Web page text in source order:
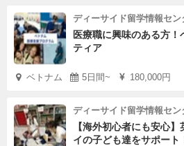
ディーサイド留学情報セン
医療職に興味のある方
ティア
ベトナム 5日間~ 180,000円
ディーサイド留学情報セン
【海外初心者にも安心
イの子ども達をサポート